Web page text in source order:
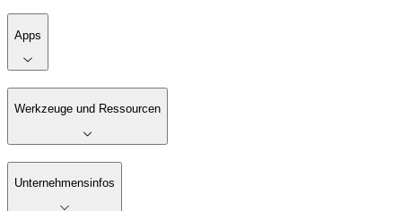
Apps
Werkzeuge und Ressourcen
Unternehmensinfos